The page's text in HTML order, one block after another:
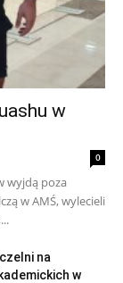
w
0
wyjdą poza
w AMŚ, wylecieli
na
w